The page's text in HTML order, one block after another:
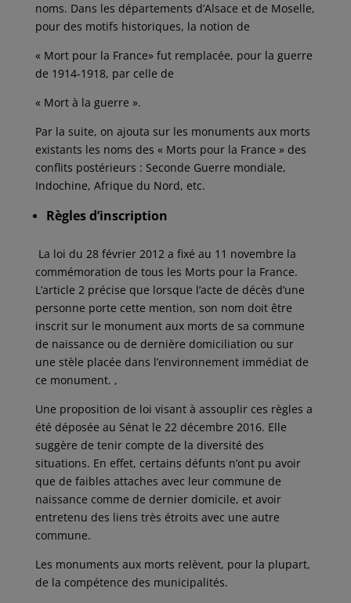
noms. Dans les départements d’Alsace et de Moselle,
pour des motifs historiques, la notion de
« Mort pour la France» fut remplacée, pour la guerre
de 1914-1918, par celle de
« Mort à la guerre ».
Par la suite, on ajouta sur les monuments aux morts
existants les noms des « Morts pour la France » des
conflits postérieurs : Seconde Guerre mondiale,
Indochine, Afrique du Nord, etc.
Règles d’inscription
La loi du 28 février 2012 a fixé au 11 novembre la
commémoration de tous les Morts pour la France.
L’article 2 précise que lorsque l’acte de décès d’une
personne porte cette mention, son nom doit être
inscrit sur le monument aux morts de sa commune
de naissance ou de dernière domiciliation ou sur
une stèle placée dans l’environnement immédiat de
ce monument. ,
Une proposition de loi visant à assouplir ces règles a
été déposée au Sénat le 22 décembre 2016. Elle
suggère de tenir compte de la diversité des
situations. En effet, certains défunts n’ont pu avoir
que de faibles attaches avec leur commune de
naissance comme de dernier domicile, et avoir
entretenu des liens très étroits avec une autre
commune.
Les monuments aux morts relèvent, pour la plupart,
de la compétence des municipalités.